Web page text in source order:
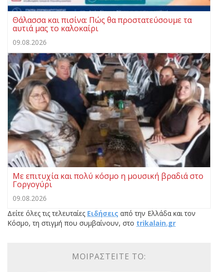
Θάλασσα και πισίνα: Πώς θα προστατεύσουμε τα
αυτιά μας το καλοκαίρι
09.08.2026
Με επιτυχία και πολύ κόσμο η μουσική βραδιά στο
Γοργογύρι
09.08.2026
Δείτε όλες τις τελευταίες Ειδήσεις από την Ελλάδα και τον
Κόσμο, τη στιγμή που συμβαίνουν, στο trikalain.gr
ΜΟΙΡΑΣΤΕΊΤΕ ΤΟ: